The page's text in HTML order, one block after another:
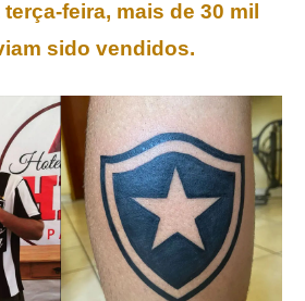
feira, mais de 30 mil
sido vendidos.